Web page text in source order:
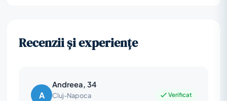
Recenzii și experiențe
A
Andreea, 34
Cluj-Napoca
Verificat